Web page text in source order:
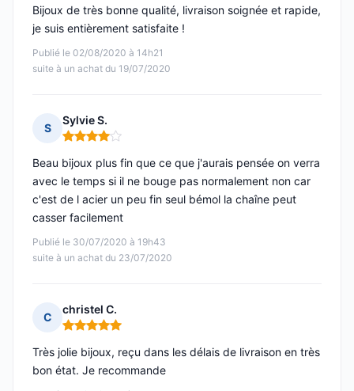
Publié le 02/08/2020 à 14h21
suite à un achat du 19/07/2020
Bijoux de très bonne qualité, livraison soignée et rapide,
je suis entièrement satisfaite !
S
Sylvie S.
Note : 4 sur 5
Publié le 30/07/2020 à 19h43
suite à un achat du 23/07/2020
Beau bijoux plus fin que ce que j'aurais pensée on verra
avec le temps si il ne bouge pas normalement non car
c'est de l acier un peu fin seul bémol la chaîne peut
casser facilement
C
christel C.
Note : 5 sur 5
Très jolie bijoux, reçu dans les délais de livraison en très
bon état. Je recommande